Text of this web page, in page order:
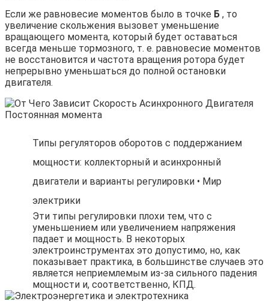
Если же равновесие моментов было в точке Б , то
увеличение скольжения вызовет уменьшение
вращающего момента, который будет оставаться
всегда меньше тормозного, т. е. равновесие моментов
не восстановится и частота вращения ротора будет
непрерывно уменьшаться до полной остановки
двигателя.
Типы регуляторов оборотов с поддержанием
мощности: коллекторный и асинхронный
двигатели и варианты регулировки • Мир
электрики
Эти типы регулировки плохи тем, что с
уменьшением или увеличением напряжения
падает и мощность. В некоторых
электроинструментах это допустимо, но, как
показывает практика, в большинстве случаев это
является неприемлемым из-за сильного падения
мощности и, соответственно, КПД.